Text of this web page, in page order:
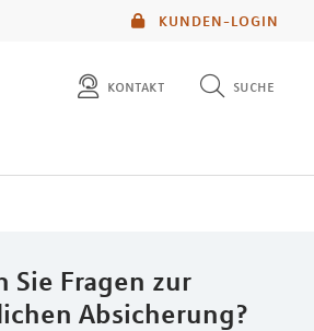
KUNDEN-LOGIN
kontakt suche
Sie Fragen zur
Absicherung?